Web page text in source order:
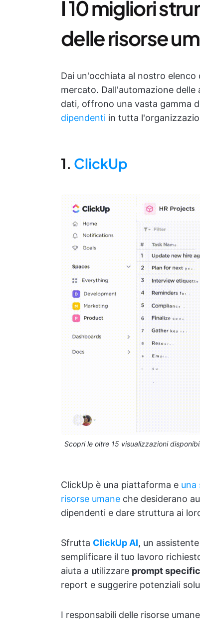
I 10 migliori
delle risorse
Dai un'occhiata al nostro elenco
mercato. Dall'automazione
dati, offrono una vasta gamma
dipendenti in tutta
1. ClickUp
Scopri le oltre 15 visualizzazioni
ClickUp è una piattaforma e una
risorse umane che desiderano
dipendenti e dare struttura ai
Sfrutta ClickUp AI, un
semplificare il tuo lavoro
aiuta a utilizzare prompt
report e suggerire potenziali
I responsabili delle risorse